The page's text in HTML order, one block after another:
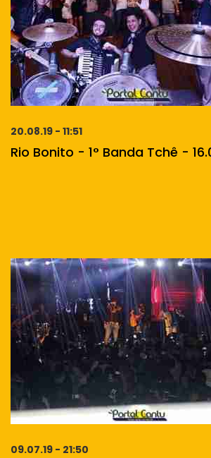
20.08.19 - 11:51
Rio Bonito - 1° Banda Tchê -
09.07.19 - 21:50